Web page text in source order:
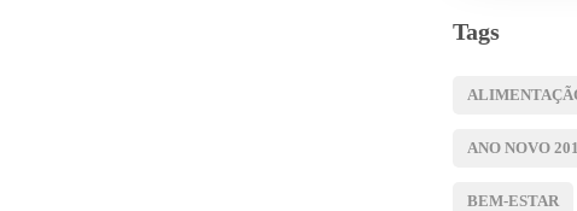
Tags
ANO NOVO
BEM-ESTAR